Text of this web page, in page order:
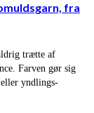
fra
trætte af
Farven gør sig
yndlings-